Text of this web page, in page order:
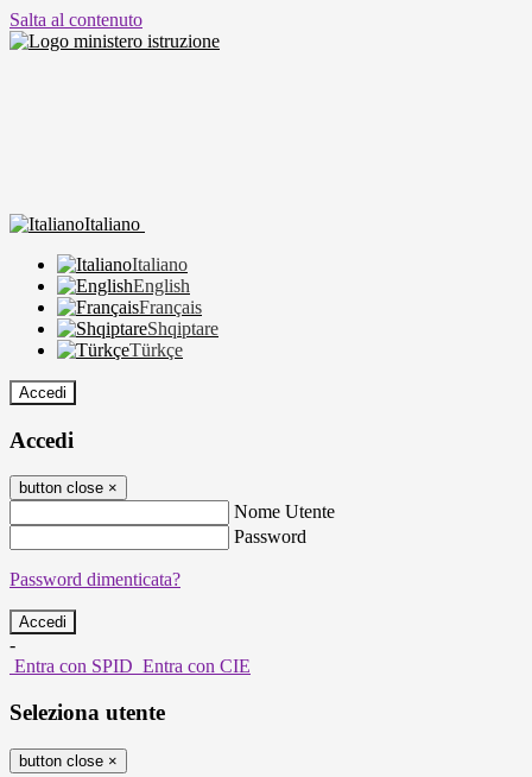
Salta al contenuto
Italiano
Italiano
English
Français
Shqiptare
Türkçe
Accedi
Accedi
button close ×
Nome Utente
Password
Password dimenticata?
-
Entra con SPID Entra con CIE
Seleziona utente
button close ×